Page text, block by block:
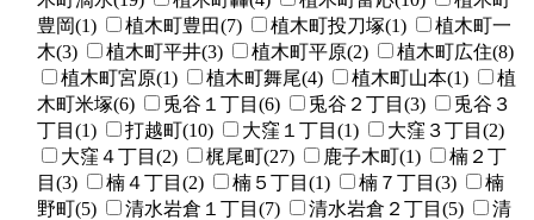
豊岡(1)
植木町豊田(7) 植木町投刀塚(1)
植木町一
木(3)
植木町平井(3) 植木町平原(2)
植木町広住(8)
植木町宮原(1)
植木町舞尾(4) 植木町山本(1)
植
木町米塚(6)
兎谷１丁目(6) 兎谷２丁目(3)
兎谷３
丁目(1)
打越町(10) 大窪１丁目(1)
大窪３丁目(2)
大窪４丁目(2)
梶尾町(27) 鹿子木町(1)
楠２丁
目(3)
楠４丁目(2) 楠５丁目(1) 楠７丁目(3)
楠
野町(5)
清水岩倉１丁目(7) 清水岩倉２丁目(5)
清